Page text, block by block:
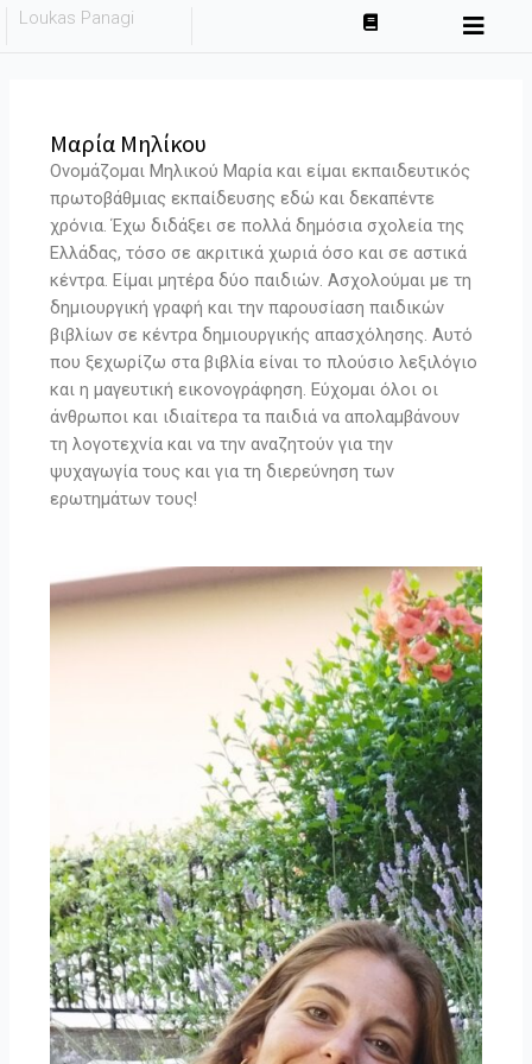
SkipLoukas Panagi
Μαρία Μηλίκου
Ονομάζομαι Μηλικού Μαρία και είμαι εκπαιδευτικός
πρωτοβάθμιας εκπαίδευσης εδώ και δεκαπέντε
χρόνια. Έχω διδάξει σε πολλά δημόσια σχολεία της
Ελλάδας, τόσο σε ακριτικά χωριά όσο και σε αστικά
κέντρα. Είμαι μητέρα δύο παιδιών. Ασχολούμαι με τη
δημιουργική γραφή και την παρουσίαση παιδικών
βιβλίων σε κέντρα δημιουργικής απασχόλησης. Αυτό
που ξεχωρίζω στα βιβλία είναι το πλούσιο λεξιλόγιο
και η μαγευτική εικονογράφηση. Εύχομαι όλοι οι
άνθρωποι και ιδιαίτερα τα παιδιά να απολαμβάνουν
τη λογοτεχνία και να την αναζητούν για την
ψυχαγωγία τους και για τη διερεύνηση των
ερωτημάτων τους!